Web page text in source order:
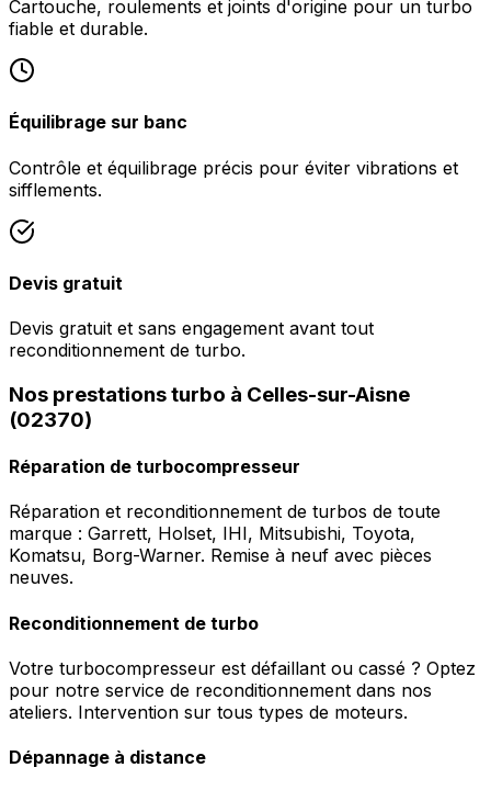
Cartouche, roulements et joints d'origine pour un turbo
fiable et durable.
Équilibrage sur banc
Contrôle et équilibrage précis pour éviter vibrations et
sifflements.
Devis gratuit
Devis gratuit et sans engagement avant tout
reconditionnement de turbo.
Nos prestations turbo à Celles-sur-Aisne
(02370)
Réparation de turbocompresseur
Réparation et reconditionnement de turbos de toute
marque : Garrett, Holset, IHI, Mitsubishi, Toyota,
Komatsu, Borg-Warner. Remise à neuf avec pièces
neuves.
Reconditionnement de turbo
Votre turbocompresseur est défaillant ou cassé ? Optez
pour notre service de reconditionnement dans nos
ateliers. Intervention sur tous types de moteurs.
Dépannage à distance